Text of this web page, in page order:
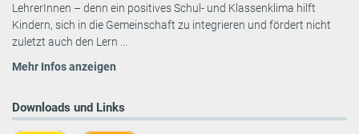
LehrerInnen – denn ein positives Schul- und Klassenklima hilft
Kindern, sich in die Gemeinschaft zu integrieren und fördert nicht
zuletzt auch den Lern ...
Mehr Infos anzeigen
Downloads und Links